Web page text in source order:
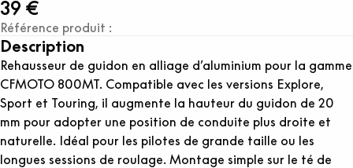
39 €
Référence produit :
Description
Rehausseur de guidon en alliage d’aluminium pour la gamme
CFMOTO 800MT. Compatible avec les versions Explore,
Sport et Touring, il augmente la hauteur du guidon de 20
mm pour adopter une position de conduite plus droite et
naturelle. Idéal pour les pilotes de grande taille ou les
longues sessions de roulage. Montage simple sur le té de